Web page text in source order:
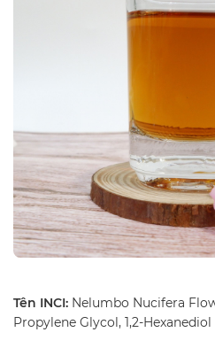
Tên INCI: Nelumbo Nucifera
Propylene Glycol, 1,2-Hexanediol